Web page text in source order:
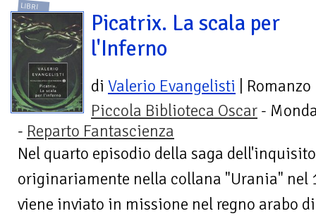
LIBRI
Picatrix. La scala per
l'Inferno
di Valerio Evangelisti | Romanzo
Piccola Biblioteca Oscar -
- Reparto Fantascienza
Nel quarto episodio della saga
originariamente nella collana "Urania" nel
viene inviato in missione nel regno arabo